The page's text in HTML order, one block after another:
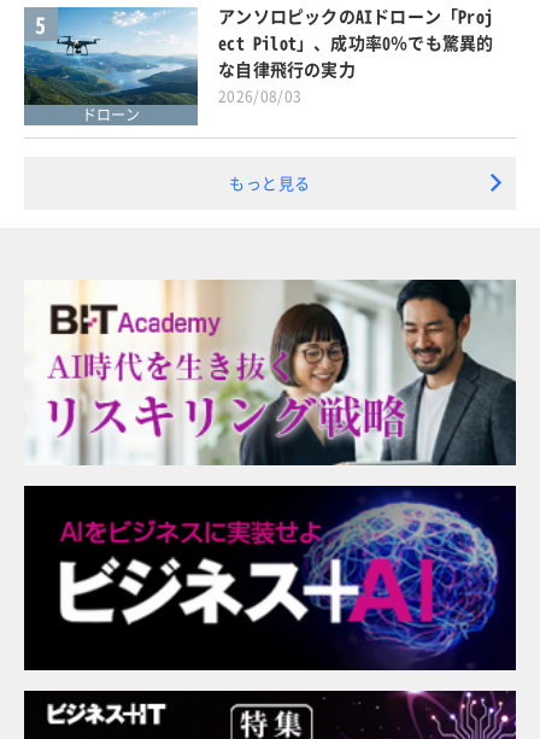
5
ドローン
アンソロピックのAIドローン「Proj
ect Pilot」、成功率0％でも驚異的
な自律飛行の実力
2026/08/03
もっと見る